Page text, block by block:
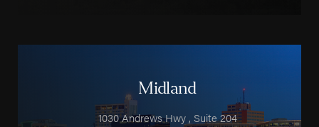
Midland
1030 Andrews Hwy, Suite 204